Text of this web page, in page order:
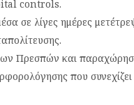
controls.
σε λίγες ημέρες
Πρεσπών και
που συνεχίζει